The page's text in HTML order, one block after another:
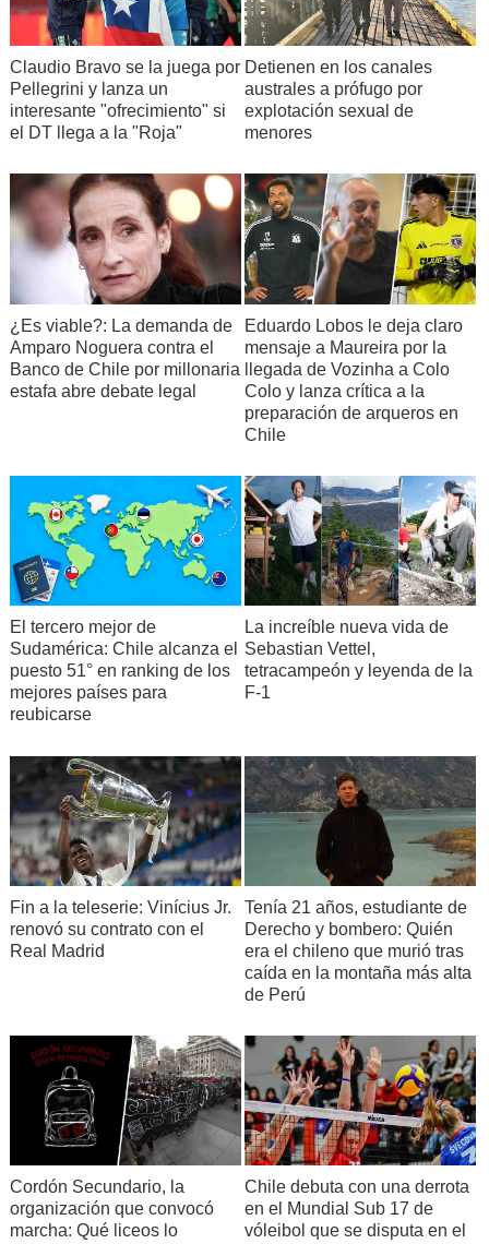
Claudio Bravo se la juega por
Pellegrini y lanza un
interesante "ofrecimiento" si
el DT llega a la "Roja"
Detienen en los canales
australes a prófugo por
explotación sexual de
menores
¿Es viable?: La demanda de
Amparo Noguera contra el
Banco de Chile por millonaria
estafa abre debate legal
Eduardo Lobos le deja claro
mensaje a Maureira por la
llegada de Vozinha a Colo
Colo y lanza crítica a la
preparación de arqueros en
Chile
El tercero mejor de
Sudamérica: Chile alcanza el
puesto 51° en ranking de los
mejores países para
reubicarse
La increíble nueva vida de
Sebastian Vettel,
tetracampeón y leyenda de la
F-1
Fin a la teleserie: Vinícius Jr.
renovó su contrato con el
Real Madrid
Tenía 21 años, estudiante de
Derecho y bombero: Quién
era el chileno que murió tras
caída en la montaña más alta
de Perú
Cordón Secundario, la
organización que convocó
marcha: Qué liceos lo
Chile debuta con una derrota
en el Mundial Sub 17 de
vóleibol que se disputa en el